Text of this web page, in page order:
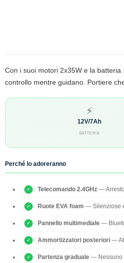
Con i suoi motori 2x35W e la
controllo mentre guidano. Portiere
⚡
12V/7Ah
BATTERIA
Perché lo adoreranno
Telecomando 2.4GHz —
Ruote EVA foam — Silenziose
Pannello multimediale —
Ammortizzatori posteriori —
Partenza graduale — Nessuno